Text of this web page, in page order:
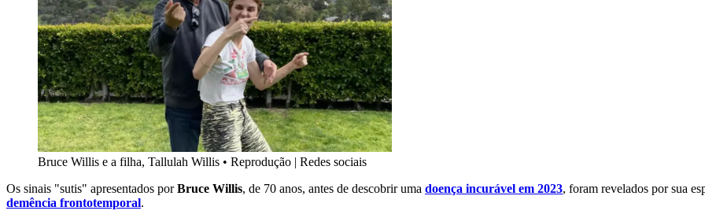
Bruce Willis e a filha, Tallulah Willis • Reprodução | Redes sociais
Os sinais "sutis" apresentados porBruce Willis, de 70 anos, antes de descobrir uma doença incurável em 2023, foram revelados por sua
demência frontotemporal.